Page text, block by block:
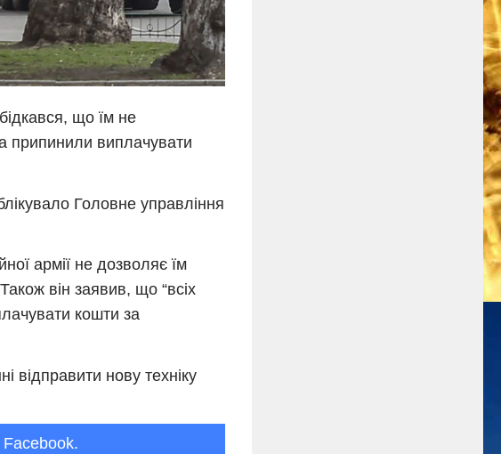
що їм не
припинили виплачувати
Головне управління
армії не дозволяє їм
він заявив, що “всіх
кошти за
відправити нову техніку
Facebook.